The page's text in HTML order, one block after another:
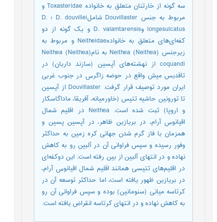
سه گونه از خارتنان متعلق به خانواده Toxasteridae و
مربوط به جنس Douvillaster شاملD. douvillei ؛ D.
longesulcatus وD. valamtarensis و یک گونه از دو
کفه‌ای‌های متعلق به خانوادهNeitheidae و مربوط به
زیرجنس Neithea (Neithea) به نامNeithea (Neithea)
coquandi از نهشته‌های آپسین (سازند داریان) در
تاقدیس میش واقع در حوضه زاگرس در جنوب غربی
ایران مورد توصیف قرار گرفت. Douvillaster از آپسین
تا تورونین حاشیه تتیس (خاورمیانه، آفریقا، ماداگاسکار
و اروپا) ثبت شده است. Neithea در اقلیم شمال
اقیانوس آرام، در بریازین ظاهر، در آپسین پسین و
همزمان با فاز گرم شدن جهانی کره زمین به حداکثر
وفور رسیده و سپس فراوانی آن در آلبین رو به کاهش
نهاده و در انتهای آلبین از بین رفته است. این دوکفه‌ای
در اقلیم‌های تتیسی همانند اقلیم شمال اقیانوس آرام،
در بریازین ظهور يافته است، اما حداکثر توسعه آن در
کرتاسه میانی (سنومانین) بوده و سپس فراوانی آن رو
به کاهش نهاده و در انتهای کرتاسه انقراض يافته است.